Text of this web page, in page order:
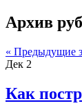
Архив
« Предыдущие
Дек 2
Как